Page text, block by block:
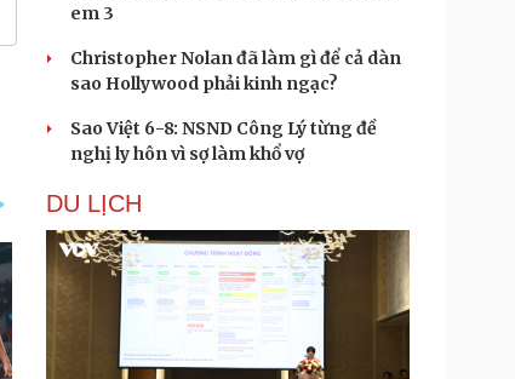
em 3
Christopher Nolan đã làm gì để cả dàn
sao Hollywood phải kinh ngạc?
Sao Việt 6-8: NSND Công Lý từng đề
nghị ly hôn vì sợ làm khổ vợ
DU LỊCH